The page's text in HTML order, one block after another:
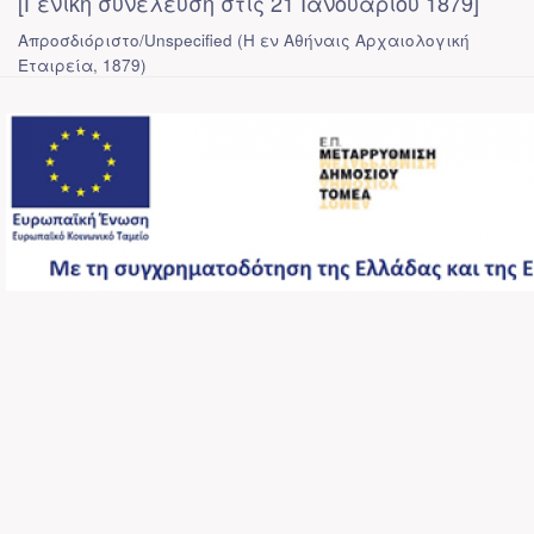
Απροσδιόριστο/Unspecified (Η εν Αθήναις Αρχαιολογική
Εταιρεία, 1879)